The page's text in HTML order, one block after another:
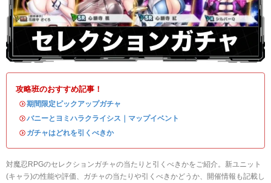
攻略班のおすすめ記事！
・期間限定ピックアップガチャ
・バニーとヨミハラクライシス｜マップイベント
・ ガチャはどれを引くべきか
対魔忍RPGのセレクションガチャの当たりと引くべきかをご紹介。新ユニット
(キャラ)の性能や評価、ガチャの当たりや引くべきかどうか、開催情報も記載し